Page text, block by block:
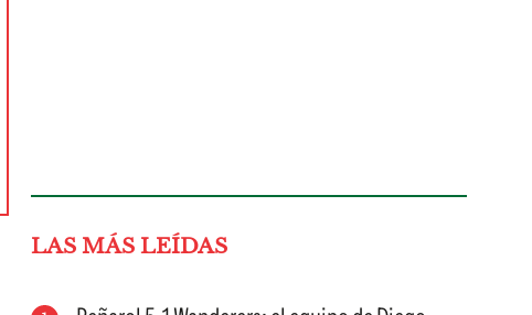
LAS MÁS LEÍDAS